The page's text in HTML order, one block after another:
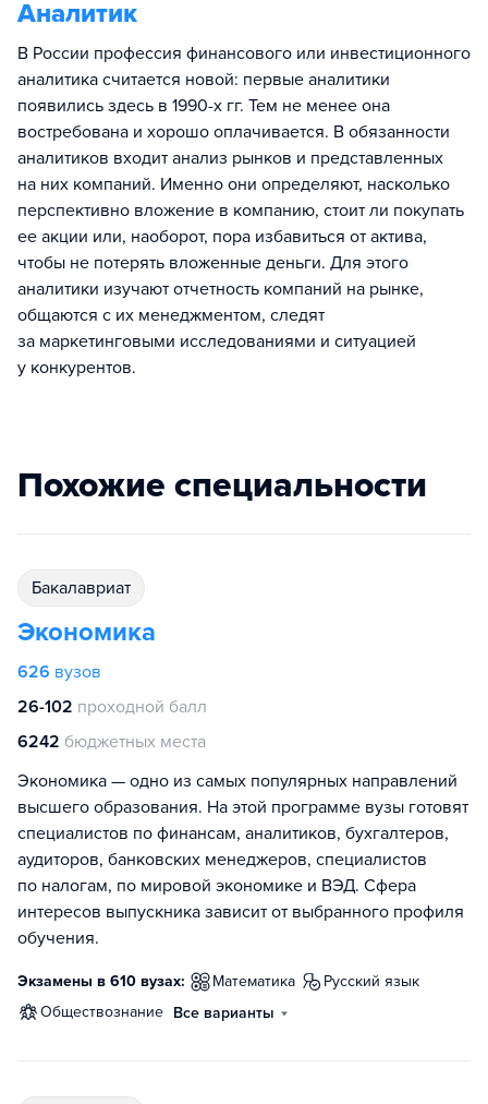
Аналитик
В России профессия финансового или инвестиционного
аналитика считается новой: первые аналитики
появились здесь в 1990-х гг. Тем не менее она
востребована и хорошо оплачивается. В обязанности
аналитиков входит анализ рынков и представленных
на них компаний. Именно они определяют, насколько
перспективно вложение в компанию, стоит ли покупать
ее акции или, наоборот, пора избавиться от актива,
чтобы не потерять вложенные деньги. Для этого
аналитики изучают отчетность компаний на рынке,
общаются с их менеджментом, следят
за маркетинговыми исследованиями и ситуацией
у конкурентов.
Похожие специальности
бакалавриат
Экономика
626 вузов
26-102 проходной балл
6242 бюджетных места
Экономика — одно из самых популярных направлений
высшего образования. На этой программе вузы готовят
специалистов по финансам, аналитиков, бухгалтеров,
аудиторов, банковских менеджеров, специалистов
по налогам, по мировой экономике и ВЭД. Сфера
интересов выпускника зависит от выбранного профиля
обучения.
Экзамены в 610 вузах: математика
русский язык
обществознание Все варианты